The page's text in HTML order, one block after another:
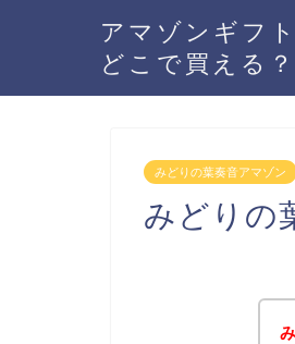
アマゾンギフ
どこで買える？
みどりの葉奏音アマゾン
みどりの